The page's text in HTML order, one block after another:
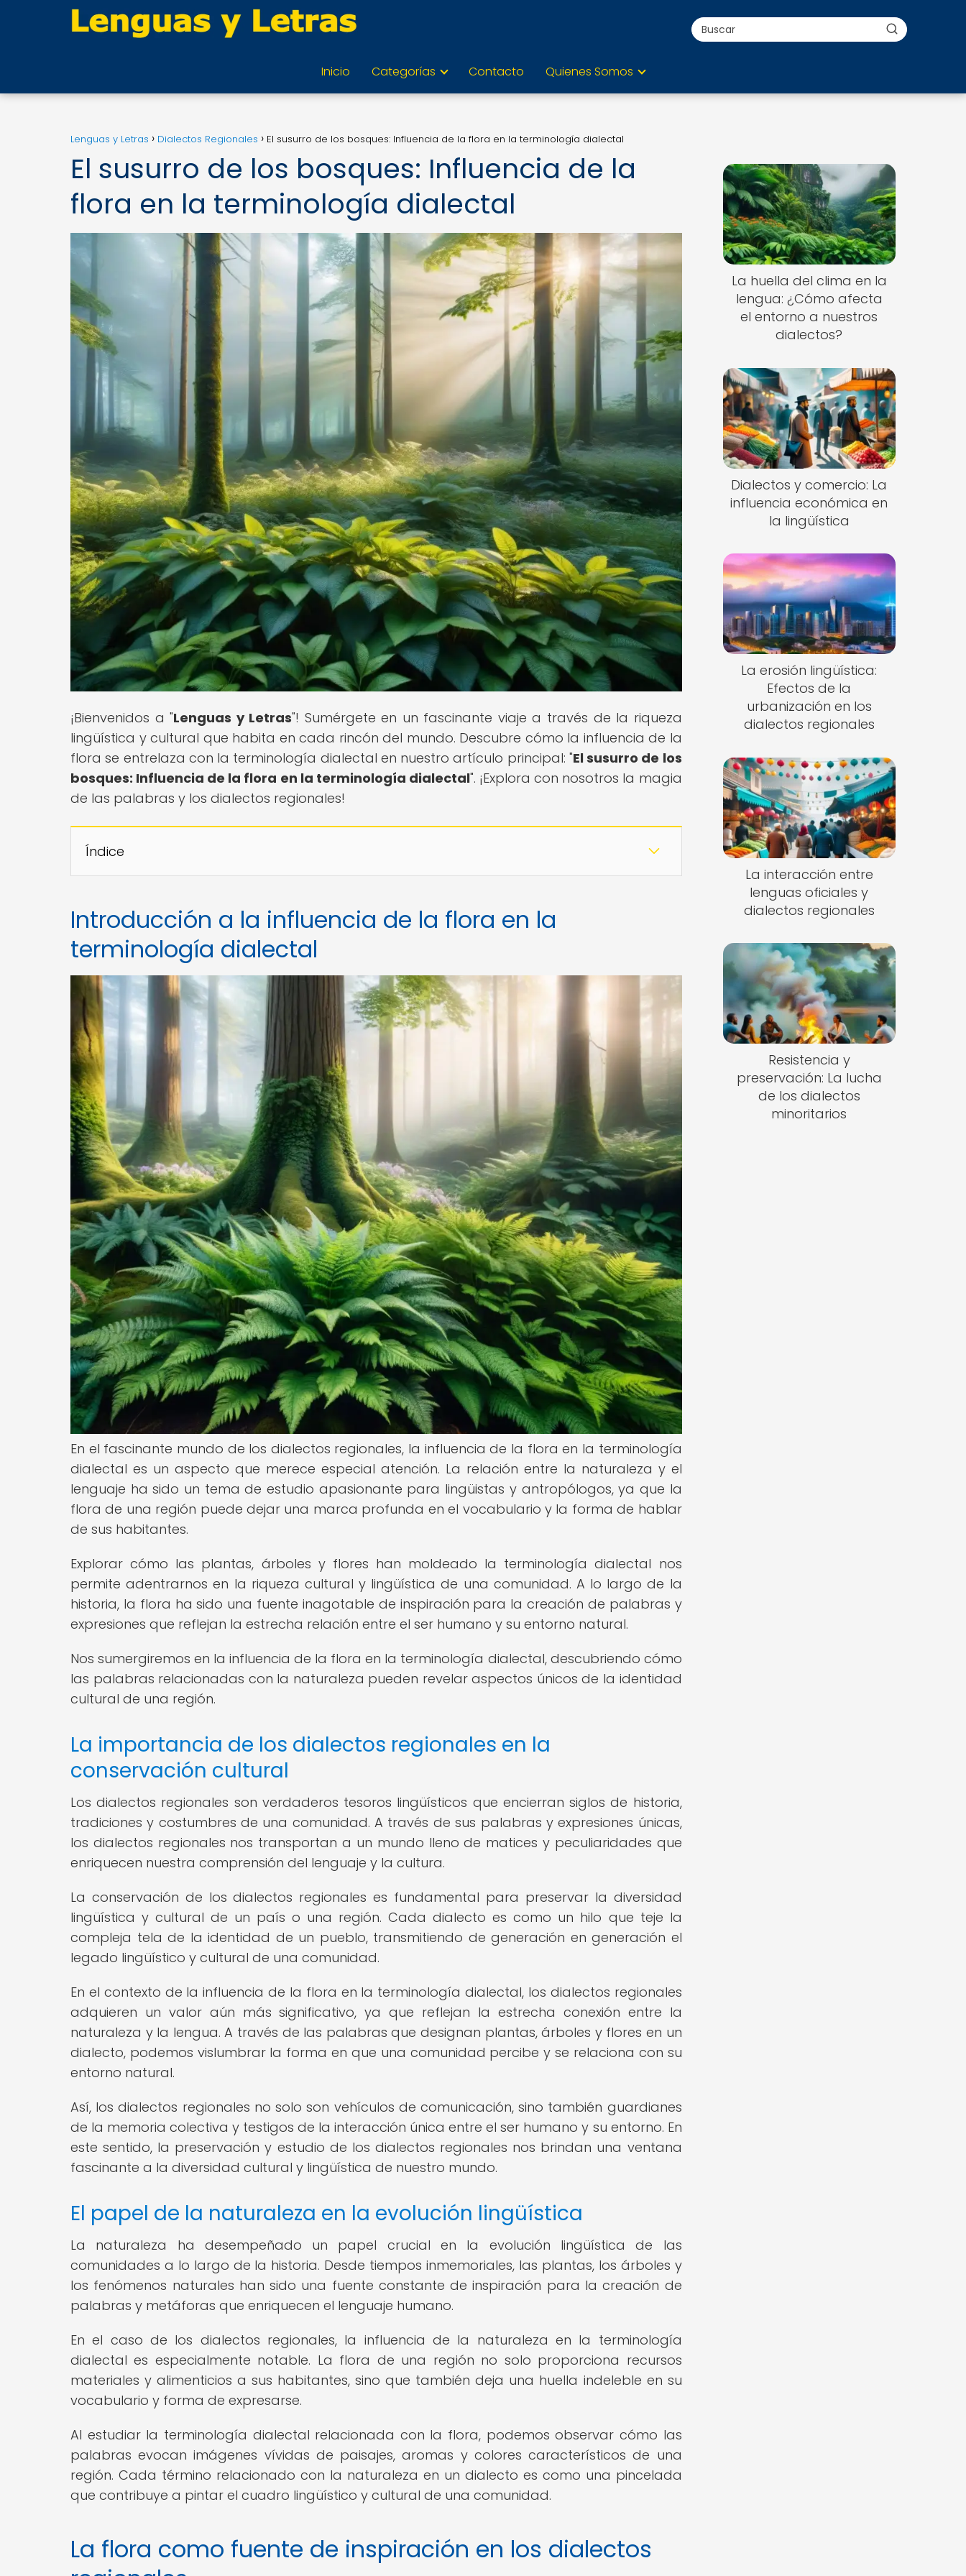
Inicio Categorías Contacto Quienes Somos
Lenguas y Letras Dialectos Regionales El susurro de los bosques: Influencia de la flora en la terminología dialectal
El susurro de los bosques: Influencia de la
flora en la terminología dialectal
¡Bienvenidos a "Lenguas y Letras"! Sumérgete en un fascinante viaje a través de la riqueza
lingüística y cultural que habita en cada rincón del mundo. Descubre cómo la influencia de la
flora se entrelaza con la terminología dialectal en nuestro artículo principal: "El susurro de los
bosques: Influencia de la flora en la terminología dialectal". ¡Explora con nosotros la magia
de las palabras y los dialectos regionales!
Índice
Introducción a la influencia de la flora en la
terminología dialectal
En el fascinante mundo de los dialectos regionales, la influencia de la flora en la terminología
dialectal es un aspecto que merece especial atención. La relación entre la naturaleza y el
lenguaje ha sido un tema de estudio apasionante para lingüistas y antropólogos, ya que la
flora de una región puede dejar una marca profunda en el vocabulario y la forma de hablar
de sus habitantes.
Explorar cómo las plantas, árboles y flores han moldeado la terminología dialectal nos
permite adentrarnos en la riqueza cultural y lingüística de una comunidad. A lo largo de la
historia, la flora ha sido una fuente inagotable de inspiración para la creación de palabras y
expresiones que reflejan la estrecha relación entre el ser humano y su entorno natural.
Nos sumergiremos en la influencia de la flora en la terminología dialectal, descubriendo cómo
las palabras relacionadas con la naturaleza pueden revelar aspectos únicos de la identidad
cultural de una región.
La importancia de los dialectos regionales en la
conservación cultural
Los dialectos regionales son verdaderos tesoros lingüísticos que encierran siglos de historia,
tradiciones y costumbres de una comunidad. A través de sus palabras y expresiones únicas,
los dialectos regionales nos transportan a un mundo lleno de matices y peculiaridades que
enriquecen nuestra comprensión del lenguaje y la cultura.
La conservación de los dialectos regionales es fundamental para preservar la diversidad
lingüística y cultural de un país o una región. Cada dialecto es como un hilo que teje la
compleja tela de la identidad de un pueblo, transmitiendo de generación en generación el
legado lingüístico y cultural de una comunidad.
En el contexto de la influencia de la flora en la terminología dialectal, los dialectos regionales
adquieren un valor aún más significativo, ya que reflejan la estrecha conexión entre la
naturaleza y la lengua. A través de las palabras que designan plantas, árboles y flores en un
dialecto, podemos vislumbrar la forma en que una comunidad percibe y se relaciona con su
entorno natural.
Así, los dialectos regionales no solo son vehículos de comunicación, sino también guardianes
de la memoria colectiva y testigos de la interacción única entre el ser humano y su entorno. En
este sentido, la preservación y estudio de los dialectos regionales nos brindan una ventana
fascinante a la diversidad cultural y lingüística de nuestro mundo.
El papel de la naturaleza en la evolución lingüística
La naturaleza ha desempeñado un papel crucial en la evolución lingüística de las
comunidades a lo largo de la historia. Desde tiempos inmemoriales, las plantas, los árboles y
los fenómenos naturales han sido una fuente constante de inspiración para la creación de
palabras y metáforas que enriquecen el lenguaje humano.
En el caso de los dialectos regionales, la influencia de la naturaleza en la terminología
dialectal es especialmente notable. La flora de una región no solo proporciona recursos
materiales y alimenticios a sus habitantes, sino que también deja una huella indeleble en su
vocabulario y forma de expresarse.
Al estudiar la terminología dialectal relacionada con la flora, podemos observar cómo las
palabras evocan imágenes vívidas de paisajes, aromas y colores característicos de una
región. Cada término relacionado con la naturaleza en un dialecto es como una pincelada
que contribuye a pintar el cuadro lingüístico y cultural de una comunidad.
La flora como fuente de inspiración en los dialectos
La huella del clima en la
lengua: ¿Cómo afecta
el entorno a nuestros
dialectos?
Dialectos y comercio: La
influencia económica en
la lingüística
La erosión lingüística:
Efectos de la
urbanización en los
dialectos regionales
La interacción entre
lenguas oficiales y
dialectos regionales
Resistencia y
preservación: La lucha
de los dialectos
minoritarios